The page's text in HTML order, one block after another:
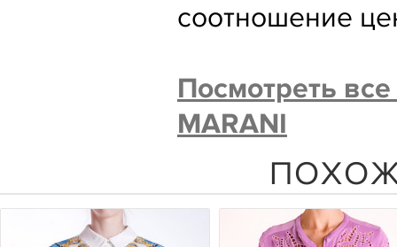
соотношение
Посмотреть
MARANI